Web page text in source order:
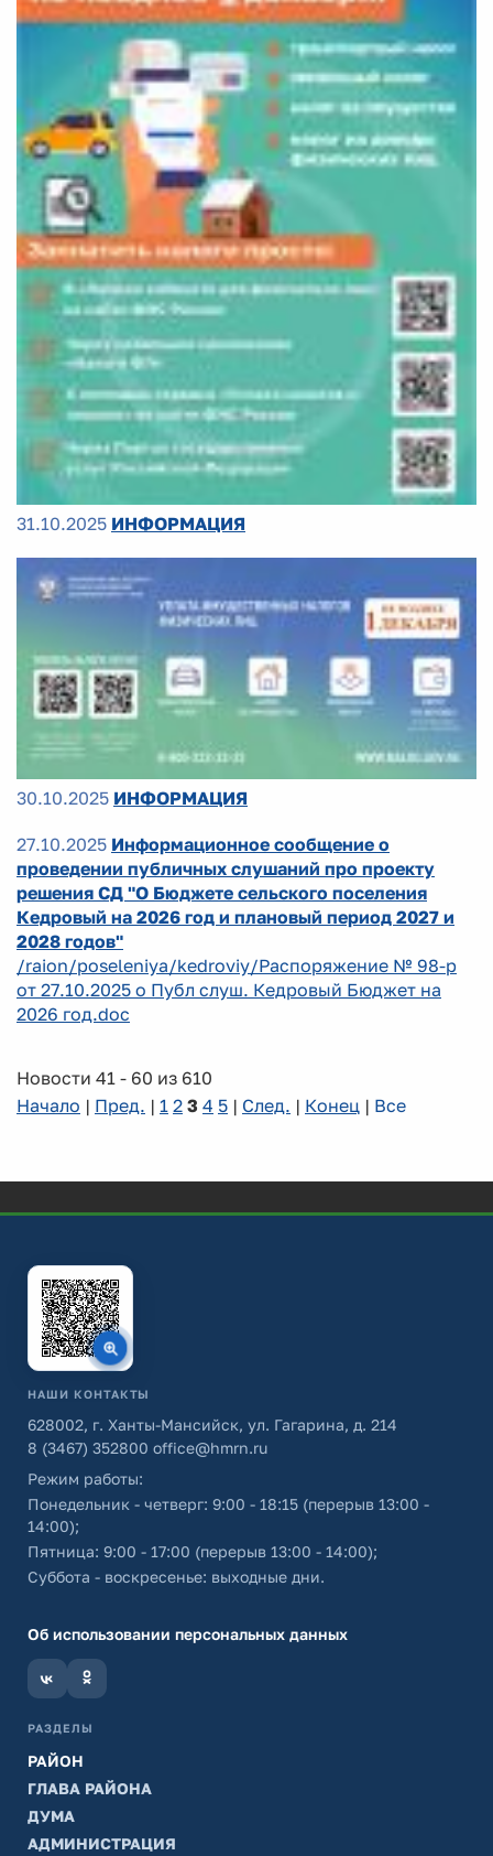
31.10.2025 ИНФОРМАЦИЯ
30.10.2025 ИНФОРМАЦИЯ
27.10.2025 Информационное сообщение о
проведении публичных слушаний про проекту
решения СД "О Бюджете сельского поселения
Кедровый на 2026 год и плановый период 2027 и
2028 годов"
/raion/poseleniya/kedroviy/Распоряжение № 98-р
от 27.10.2025 о Публ слуш. Кедровый Бюджет на
2026 год.doc
Новости 41 - 60 из 610
Начало | Пред. | 1 2 3 4 5 | След. | Конец | Все
НАШИ КОНТАКТЫ
628002, г. Ханты-Мансийск, ул. Гагарина, д. 214
8 (3467) 352800 office@hmrn.ru
Режим работы:
Понедельник - четверг: 9:00 - 18:15 (перерыв 13:00 -
14:00);
Пятница: 9:00 - 17:00 (перерыв 13:00 - 14:00);
Суббота - воскресенье: выходные дни.
Об использовании персональных данных
РАЗДЕЛЫ
РАЙОН
ГЛАВА РАЙОНА
ДУМА
АДМИНИСТРАЦИЯ